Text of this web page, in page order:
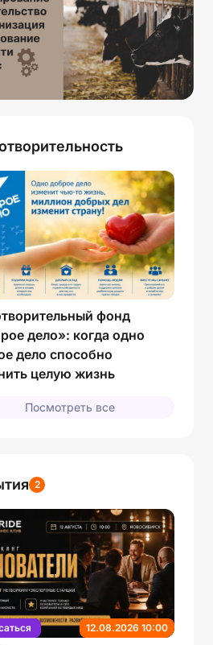
фонд
дело»: когда одно
дело способно
целую жизнь
Посмотреть все
2
12.08.2026 10:00